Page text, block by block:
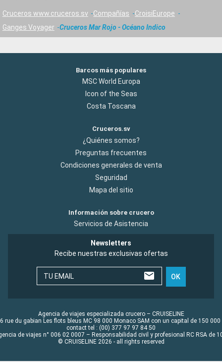
Cruceros www.cruceros.sv Compañías
CroisiEurope
Ganges Voyager
Cruceros Mar Rojo - Océano Indico
Barcos más populares
MSC World Europa
Icon of the Seas
Costa Toscana
Cruceros.sv
¿Quiénes somos?
Preguntas frecuentes
Condiciones generales de venta
Seguridad
Mapa del sitio
Información sobre crucero
Servicios de Asistencia
Newsletters
Recibe nuestras exclusivas ofertas
TU EMAIL OK
Agencia de viajes especializada crucero – CRUISELINE
rue du gabian Les flots bleus MC 98 000 Monaco SAM con un capital de 150 000
contact tel : (00) 377 97 97 84 50
de viajes n° 006 02 0007 – Responsabilidad civil y profesional RC RSA de
© CRUISELINE 2026 - all rights reserved